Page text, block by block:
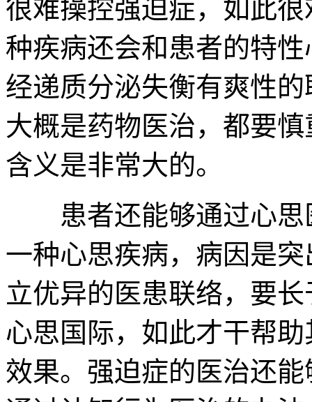
很难操控强迫症，如此
种疾病还会和患者的特
经递质分泌失衡有爽性
大概是药物医治，都要
含义是非常大的。
患者还能够通过心思
一种心思疾病，病因是
立优异的医患联络，要
心思国际，如此才干帮
效果。强迫症的医治还